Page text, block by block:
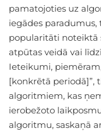
pamatojoties uz
iegādes
popularitāti noteiktā
atpūtas veidā vai
Ieteikumi,
[konkrētā periodā]”,
algoritmiem, kas
ierobežoto
algoritmu, saskaņā